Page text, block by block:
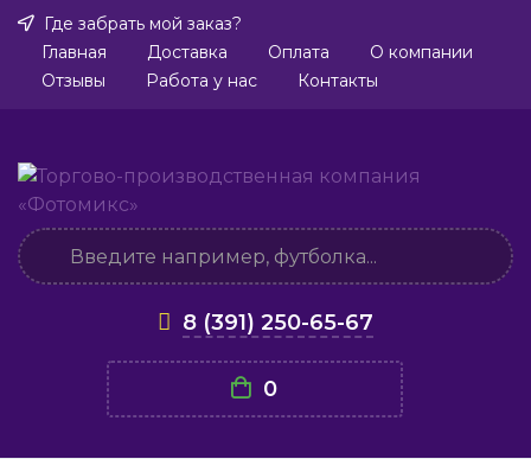
Где забрать мой заказ?
Главная
Доставка Оплата
О компании
Отзывы
Работа у нас Контакты
8 (391) 250-65-67
0